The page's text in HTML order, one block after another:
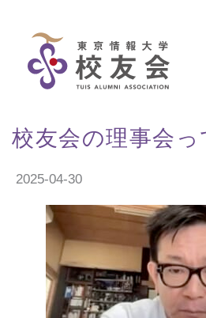
content
校友会の理事会
2025-04-30